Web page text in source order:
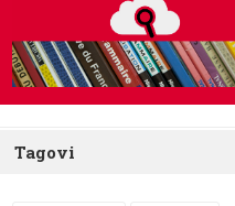
Tagovi